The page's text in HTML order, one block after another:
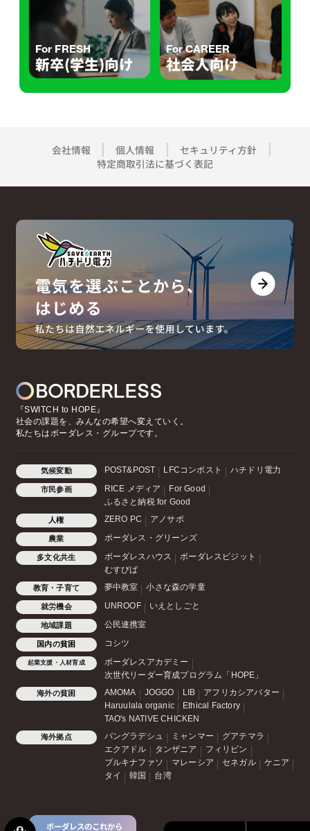
ボーダレスのこれから
For FRESH
新卒(学生)向け
For CAREER
社会人向け
会社情報 個人情報
セキュリティ方針
特定商取引法に基づく表記
『SWITCH to HOPE』
社会の課題を、みんなの希望へ変えていく。
私たちはボーダレス・グループです。
気候変動 POST&POST LFCコンポスト ハチドリ電力
市民参画 RICE メディア
For Good
ふるさと納税 for Good
人権 ZERO PC アノサポ
農業 ボーダレス・グリーンズ
多文化共生 ボーダレスハウス
ボーダレスビジット
むすびば
教育・子育て 夢中教室 小さな森の学童
就労機会 UNROOF いえとしごと
地域課題 公民連携室
国内の貧困 コシツ
起業支援・人材育成
ボーダレスアカデミー
次世代リーダー育成プログラム「HOPE」
海外の貧困 AMOMA JOGGO LIB
アフリカシアバター
Haruulala organic
Ethical Factory
TAO's NATIVE CHICKEN
海外拠点 バングラデシュ ミャンマー
グアテマラ
エクアドル
タンザニア
フィリピン
ブルキナファソ
マレーシア セネガル
ケニア
タイ
韓国 台湾